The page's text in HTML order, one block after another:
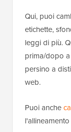
Qui, puoi
etichette,
leggi di più.
prima/dopo
persino a
web.
Puoi anche